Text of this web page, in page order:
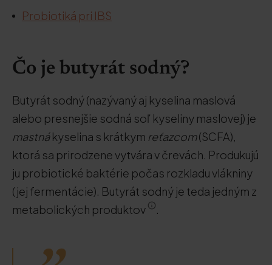
Probiotiká pri IBS
Čo je butyrát sodný?
Butyrát sodný (nazývaný aj kyselina maslová
alebo presnejšie sodná soľ kyseliny maslovej) je
mastnákyselina s krátkym reťazcom(SCFA),
ktorá sa prirodzene vytvára v črevách. Produkujú
ju probiotické baktérie počas rozkladu vlákniny
(jej fermentácie). Butyrát sodný je teda jedným z
metabolických produktov
.